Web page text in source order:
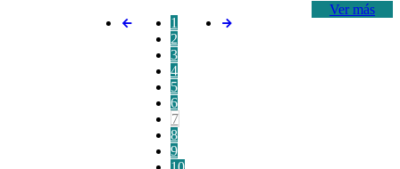
Ver más
1
2
3
4
5
6
7
8
9